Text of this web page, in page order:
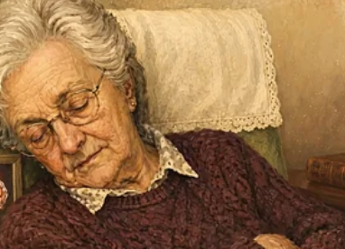
ENTERTAINMENT
Bigg Boss 20 Promo: शो में वरदान के
साथ एंट्री मारेंगे कंटेस्टेंट्स, मेकर्स की नई
रणनीति कर देगी हैरान
VIRAL
Viral Video: सफर में
टिकट! बुलेट ट्रेन का
सिस्टम देख चकरा